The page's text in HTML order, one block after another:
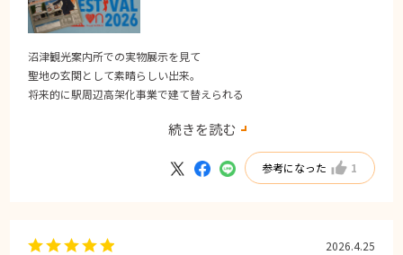
沼津観光案内所での実物展示を見て
聖地の玄関として素晴らしい出来。
将来的に駅周辺高架化事業で建て替えられる
続きを読む
参考になった 1
2026.4.25